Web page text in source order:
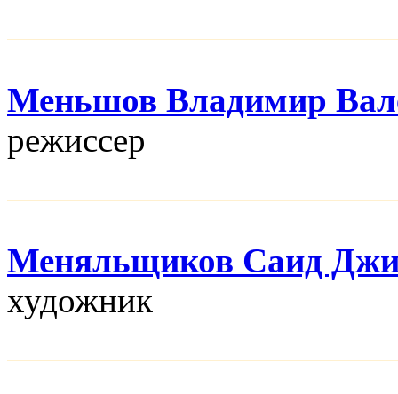
Меньшов Владимир
режисcер
Меняльщиков Саид
художник